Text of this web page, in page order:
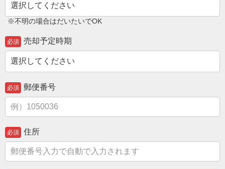
※不明の場合はだいたいでOK
必須 売却予定時期
必須 郵便番号
必須 住所